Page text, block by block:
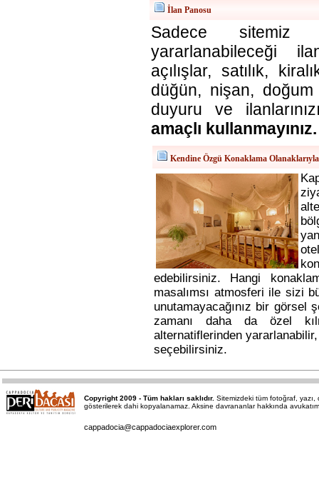
İlan Panosu
Sadece sitemiz
yararlanabileceği
açılışlar, satılık,
düğün, nişan,
duyuru ve
amaçlı kullanmayınız.
Kendine Özgü Konaklama
edebilirsiniz. Hangi
masalımsı atmosferi ile sizi
unutamayacağınız bir görsel
zamanı daha da özel
alternatiflerinden
seçebilirsiniz.
Copyright 2009 - Tüm hakları saklıdır. Sitemizdeki tüm fotoğraf, yazı,
gösterilerek dahi kopyalanamaz. Aksine davrananlar hakkında
cappadocia@cappadociaexplorer.com